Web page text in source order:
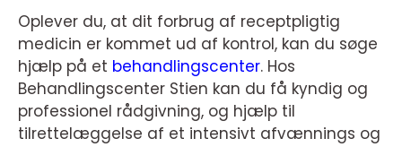
Oplever du, at dit forbrug af receptpligtig
medicin er kommet ud af kontrol, kan du søge
hjælp på et behandlingscenter. Hos
Behandlingscenter Stien kan du få kyndig og
professionel rådgivning, og hjælp til
tilrettelæggelse af et intensivt afvænnings og